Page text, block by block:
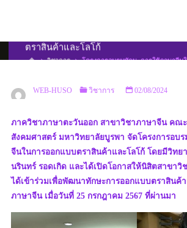
ตราสินค้าและโลโก้
HOMEวิชาการ
โครงการอบรมทักษะการใช้ภาษาจีน
WEB-HUSO วิชาการ 02/08/2024
ภาควิชาภาษาตะวันออก สาขาวิชาภาษาจีน คณ
สังคมศาสตร์ มหาวิทยาลัยบูรพา จัดโครงการอบ
จีนในการออกแบบตราสินค้าและโลโก้ โดยมีวิท
นรินทร์ รอดเกิด และได้เปิดโอกาสให้นิสิตสาขาวิ
ได้เข้าร่วมเพื่อพัฒนาทักษะการออกแบบตราสินค้า
ภาษาจีน เมื่อวันที่ 25 กรกฎาคม 2567 ที่ผ่านมา